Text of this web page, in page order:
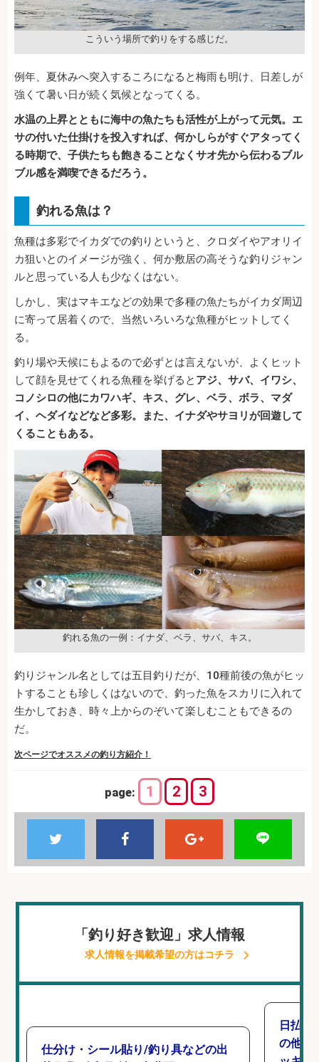
こういう場所で釣りをする感じだ。
例年、夏休みへ突入するころになると梅雨も明け、日差しが
強くて暑い日が続く気候となってくる。
水温の上昇とともに海中の魚たちも活性が上がって元気。エ
サの付いた仕掛けを投入すれば、何かしらがすぐアタってく
る時期で、子供たちも飽きることなくサオ先から伝わるブル
ブル感を満喫できるだろう。
釣れる魚は？
魚種は多彩でイカダでの釣りというと、クロダイやアオリイ
カ狙いとのイメージが強く、何か敷居の高そうな釣りジャン
ルと思っている人も少なくはない。
しかし、実はマキエなどの効果で多種の魚たちがイカダ周辺
に寄って居着くので、当然いろいろな魚種がヒットしてく
る。
釣り場や天候にもよるので必ずとは言えないが、よくヒット
して顔を見せてくれる魚種を挙げると アジ、サバ、イワシ、
コノシロの他にカワハギ、キス、グレ、ベラ、ボラ、マダ
イ、ヘダイなどなど多彩。また、イナダやサヨリが回遊して
くることもある。
釣れる魚の一例：イナダ、ベラ、サバ、キス。
釣りジャンル名としては五目釣りだが、10種前後の魚がヒッ
トすることも珍しくはないので、釣った魚をスカリに入れて
生かしておき、時々上からのぞいて楽しむこともできるの
だ。
次ページでオススメの釣り方紹介！
page: 1 2 3
「釣り好き歓迎」求人情報
求人情報を掲載希望の方はコチラ
仕分け・シール貼り/釣り具などの出
日払い
の他/